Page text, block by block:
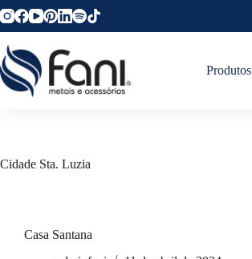
Produtos
Cidade Sta. Luzia
Casa Santana